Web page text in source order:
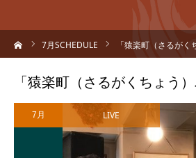
7月SCHEDULE 「猿楽町（さるが
「猿楽町（さるがくちょう
7月 LIVE